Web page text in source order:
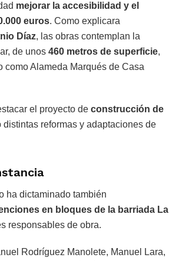
mejorar la accesibilidad y el
euros. Como explicara
Díaz, las obras contemplan la
de unos 460 metros de superficie,
como Alameda Marqués de Casa
el proyecto de construcción de
distintas reformas y adaptaciones de
ha dictaminado también
en bloques de la barriada La
responsables de obra.
Rodríguez Manolete, Manuel Lara,